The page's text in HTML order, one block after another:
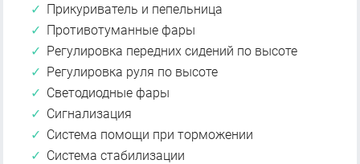
Прикуриватель и пепельница
Противотуманные фары
Регулировка передних сидений по высоте
Регулировка руля по высоте
Светодиодные фары
Сигнализация
Система помощи при торможении
Система стабилизации